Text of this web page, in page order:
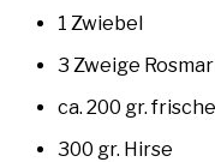
1 Zwiebel
3 Zweige
ca. 200 gr.
300 gr. Hirse